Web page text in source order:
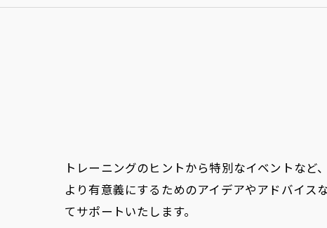
トレーニングのヒントから特別なイベントな
より有意義にするためのアイデアやアドバイ
てサポートいたします。